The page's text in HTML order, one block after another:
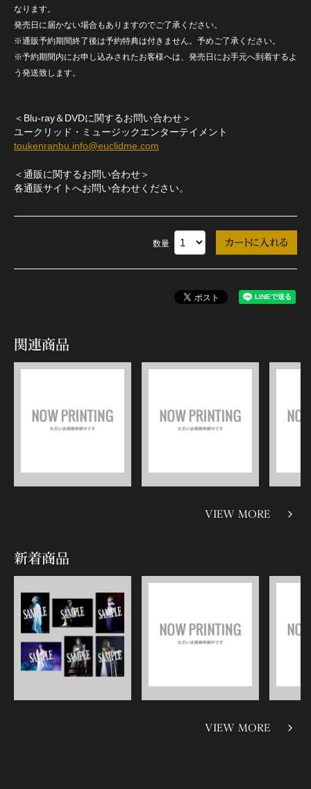
なります。
発売日に届かない場合もありますのでご了承ください。
※通販予約期間終了後は予約特典は付きません。予めご了承ください。
※予約期間内にお申し込みされたお客様へは、発売日にお手元へ到着するよ
う発送致します。
＜Blu-ray＆DVDに関するお問い合わせ＞
ユークリッド・ミュージックエンターテイメント
toukenranbu.info@euclidme.com
＜通販に関するお問い合わせ＞
各通販サイトへお問い合わせください。
数量
関連商品
VIEW MORE
新着商品
VIEW MORE